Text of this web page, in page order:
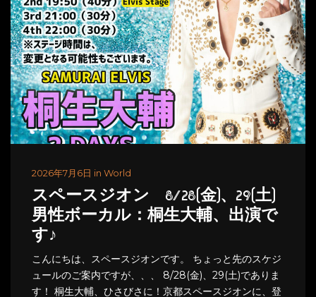
2026年7月6日 in World
スペースジオン 8/28(金)、29(土)
男性ボーカル：桐生大輔、出演で
す♪
こんにちは、スペースジオンです。 ちょっと先のスケジ
ュールのご案内ですが、、、 8/28(金)、29(土)でありま
す！ 桐生大輔、ひさびさに！京都スペースジオンに、登